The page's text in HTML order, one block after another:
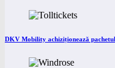
DKV Mobility achiziționează